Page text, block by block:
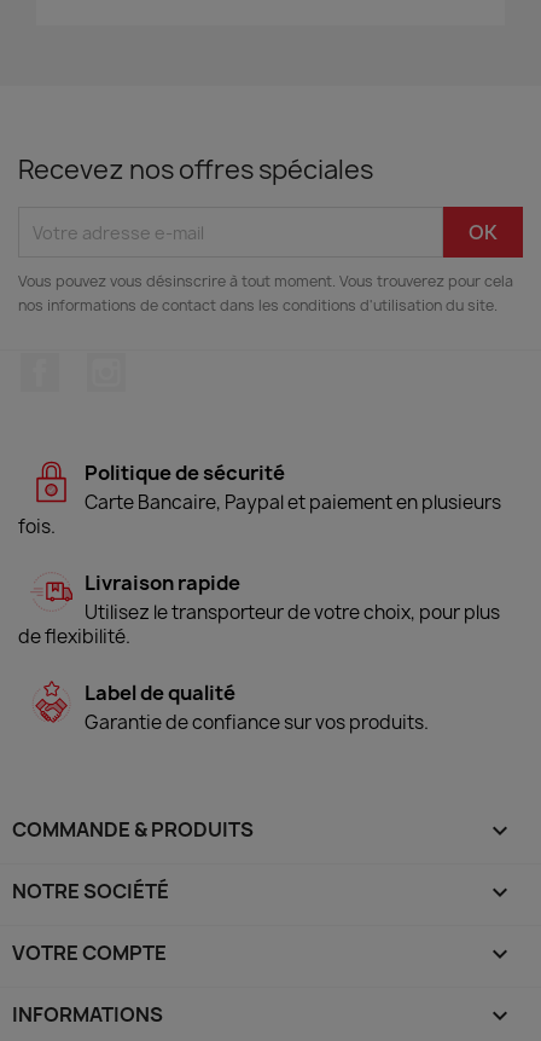
Recevez nos offres spéciales
Vous pouvez vous désinscrire à tout moment. Vous trouverez pour cela
nos informations de contact dans les conditions d'utilisation du site.
Politique de sécurité
Carte Bancaire, Paypal et paiement en plusieurs
fois.
Livraison rapide
Utilisez le transporteur de votre choix, pour plus
de flexibilité.
Label de qualité
Garantie de confiance sur vos produits.
COMMANDE & PRODUITS 
NOTRE SOCIÉTÉ 
VOTRE COMPTE 
INFORMATIONS keyboard_arrow_down